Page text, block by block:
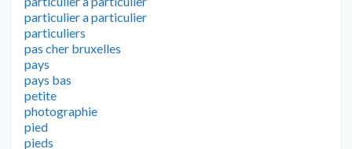
particulier a particulier
particuliers
pas cher bruxelles
pays
pays bas
petite
photographie
pied
pieds